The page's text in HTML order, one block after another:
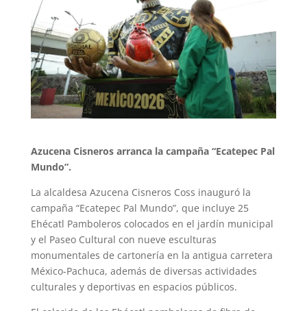
Azucena Cisneros arranca la campaña “Ecatepec Pal
Mundo”.
La alcaldesa Azucena Cisneros Coss inauguró la
campaña “Ecatepec Pal Mundo”, que incluye 25
Ehécatl Pamboleros colocados en el jardín municipal
y el Paseo Cultural con nueve esculturas
monumentales de cartonería en la antigua carretera
México-Pachuca, además de diversas actividades
culturales y deportivas en espacios públicos.